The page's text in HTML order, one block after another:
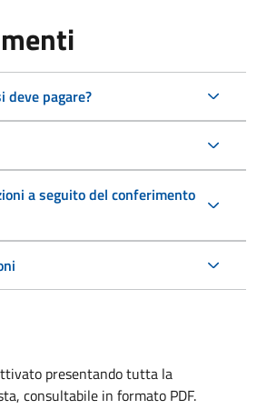
deve pagare?
a seguito del conferimento
presentando tutta la
consultabile in formato PDF.